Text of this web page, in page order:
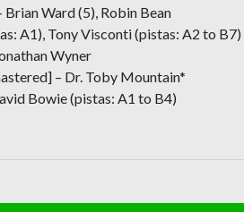
Ward (5), Robin Bean
A1), Tony Visconti (pistas: A2 to B7)
Wyner
– Dr. Toby Mountain*
Bowie (pistas: A1 to B4)